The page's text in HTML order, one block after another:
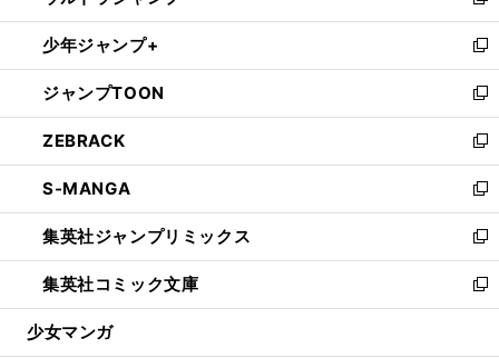
開
く
ウ
で
開
く
ン
ド
ウ
で
開
く
ウ
ィ
ン
ド
ウ
で
開
く
し
い
ウ
ィ
ン
ド
ウ
で
開
く
少年ジャンプ+
新
し
い
ウ
ィ
ン
ド
ウ
で
開
く
ジャンプTOON
新
し
い
ウ
ィ
ン
ド
ウ
で
開
ZEBRACK
新
し
い
ウ
ィ
ン
ド
ウ
S-MANGA
新
し
い
ウ
ィ
ン
集英社ジャンプリミックス
新
し
い
ウ
集英社コミック文庫
新
し
少女マンガ